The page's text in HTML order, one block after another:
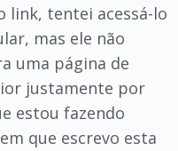
link, tentei acessá-lo
mas ele não
uma página de
justamente por
estou fazendo
que escrevo esta